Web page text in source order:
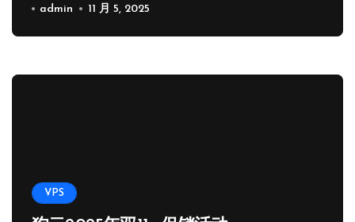
admin 11 月 5, 2025
VPS